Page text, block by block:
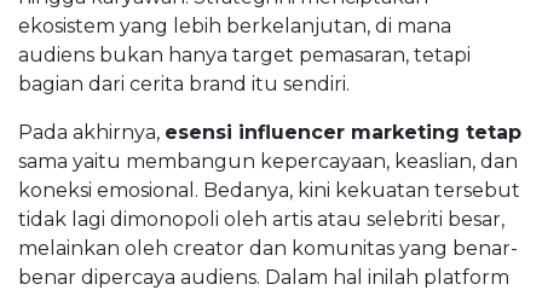
ekosistem yang lebih berkelanjutan, di mana
audiens bukan hanya target pemasaran, tetapi
bagian dari cerita brand itu sendiri.
Pada akhirnya, esensi influencer marketing tetap
sama yaitu membangun kepercayaan, keaslian, dan
koneksi emosional. Bedanya, kini kekuatan tersebut
tidak lagi dimonopoli oleh artis atau selebriti besar,
melainkan oleh creator dan komunitas yang benar-
benar dipercaya audiens. Dalam hal inilah platform